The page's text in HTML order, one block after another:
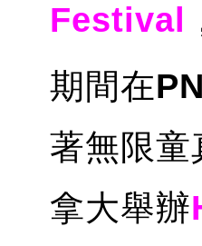
Festival
期間在
著無限童
拿大舉辦